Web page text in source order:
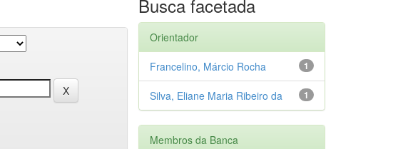
Busca facetada
Orientador
1
Francelino, Márcio Rocha
1
Silva, Eliane Maria Ribeiro da
Membros da Banca